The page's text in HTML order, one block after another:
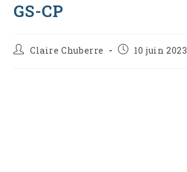
GS-CP
Auteur/autrice
Claire Chuberre
Publication
10 juin 2023